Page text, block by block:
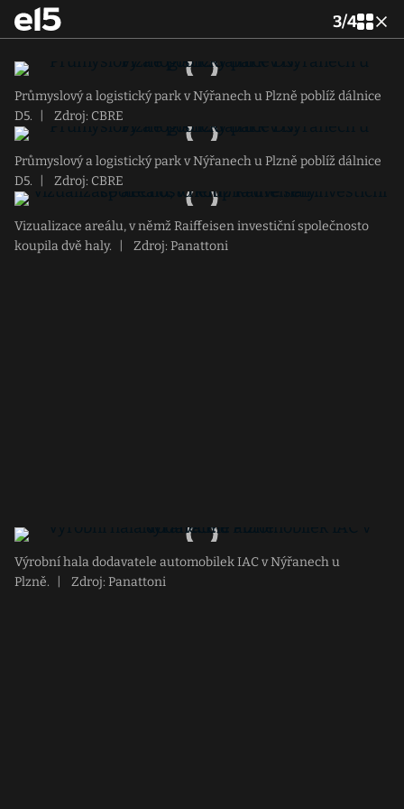
3/4
Průmyslový a logistický park v Nýřanech u Plzně poblíž dálnice
D5.
Zdroj: CBRE
Průmyslový a logistický park v Nýřanech u Plzně poblíž dálnice
D5.
Zdroj: CBRE
Vizualizace areálu, v němž Raiffeisen investiční společnosto
koupila dvě haly.
Zdroj: Panattoni
Výrobní hala dodavatele automobilek IAC v Nýřanech u
Plzně.
Zdroj: Panattoni